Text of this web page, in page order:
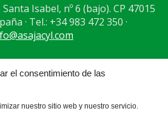
el consentimiento de las
nuestro sitio web y nuestro servicio.
Isabel, nº 6 (bajo). CP 47015
· Tel.: +34 983 472 350 ·
Aviso Legal | Xolido |